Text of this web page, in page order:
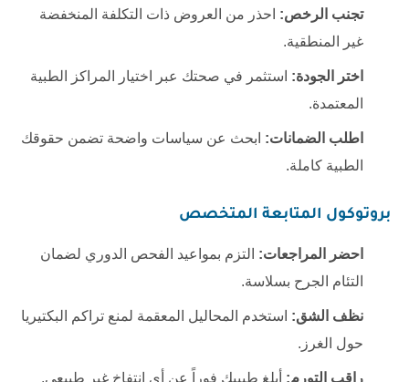
تجنب الرخص: احذر من العروض ذات التكلفة المنخفضة
غير المنطقية.
اختر الجودة: استثمر في صحتك عبر اختيار المراكز الطبية
المعتمدة.
اطلب الضمانات: ابحث عن سياسات واضحة تضمن حقوقك
الطبية كاملة.
بروتوكول المتابعة المتخصص
احضر المراجعات: التزم بمواعيد الفحص الدوري لضمان
التئام الجرح بسلاسة.
نظف الشق: استخدم المحاليل المعقمة لمنع تراكم البكتيريا
حول الغرز.
راقب التورم: أبلغ طبيبك فوراً عن أي انتفاخ غير طبيعي.